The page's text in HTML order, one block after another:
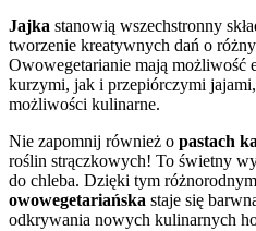
Jajka stanowią wszechstronny
tworzenie kreatywnych dań o
Owowegetarianie mają możliwość
kurzymi, jak i przepiórczymi
możliwości kulinarne.
Nie zapomnij również o pastach
roślin strączkowych! To świetny
do chleba. Dzięki tym
owowegetariańska staje się
odkrywania nowych kulinarnych